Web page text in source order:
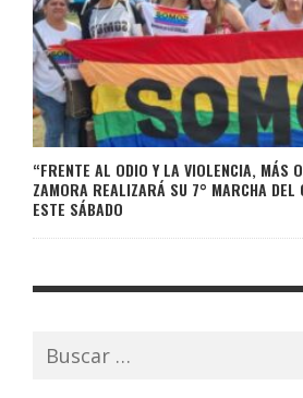
“FRENTE AL ODIO Y LA VIOLENCIA, MÁS
ZAMORA REALIZARÁ SU 7° MARCHA DEL
ESTE SÁBADO
Buscar: